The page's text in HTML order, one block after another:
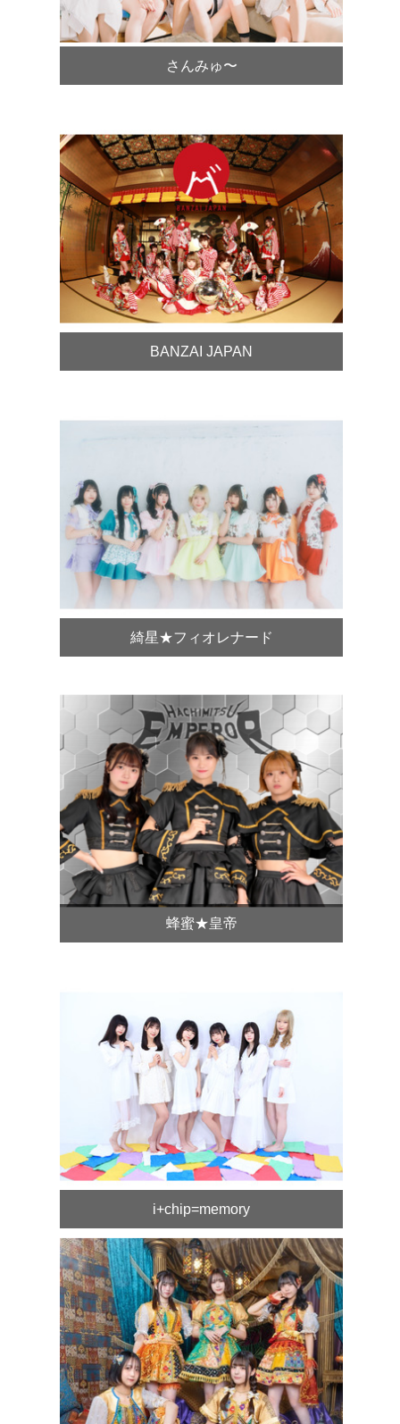
さんみゅ〜
BANZAI JAPAN
綺星★フィオレナード
蜂蜜★皇帝
i+chip=memory